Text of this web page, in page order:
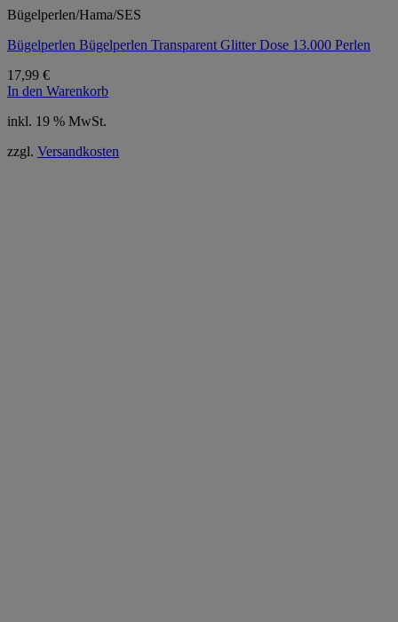
Bügelperlen/Hama/SES
Bügelperlen Bügelperlen Transparent Glitter Dose 13.000 Perlen
17,99 €
In den Warenkorb
inkl. 19 % MwSt.
zzgl. Versandkosten